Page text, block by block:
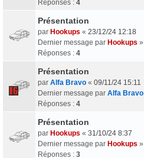
Réponses : 4
Présentation
par Hookups « 23/12/24 12:18
Dernier message par Hookups »
Réponses : 4
Présentation
par Alfa Bravo « 09/11/24 15:11
Dernier message par Alfa Bravo
Réponses : 4
Présentation
par Hookups « 31/10/24 8:37
Dernier message par Hookups »
Réponses : 3